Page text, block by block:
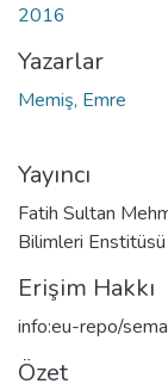
2016
Yazarlar
Memiş, Emre
Yayıncı
Fatih Sultan
Bilimleri Enstitüsü
Erişim Hakkı
info:eu-repo/
Özet